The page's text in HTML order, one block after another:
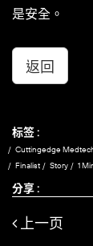
是安全。
返回
标签 :
Cuttingedge
Finalist
Story 1
分享 :
上一页